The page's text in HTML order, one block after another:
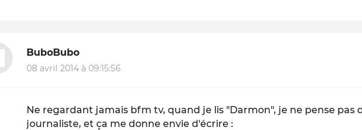
BuboBubo
08 avril 2014 à 09:15:56
Ne regardant jamais bfm tv, quand je lis "Darmon", je ne pense pas
journaliste, et ça me donne envie d'écrire :